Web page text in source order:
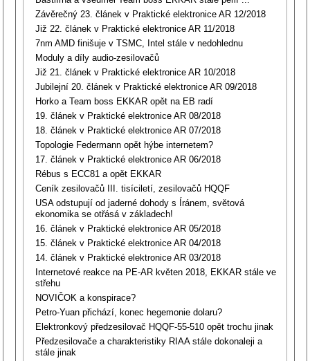
Závěrečný 23. článek v Praktické elektronice AR 12/2018
Již 22. článek v Praktické elektronice AR 11/2018
7nm AMD finišuje v TSMC, Intel stále v nedohlednu
Moduly a díly audio-zesilovačů
Již 21. článek v Praktické elektronice AR 10/2018
Jubilejní 20. článek v Praktické elektronice AR 09/2018
Horko a Team boss EKKAR opět na EB radí
19. článek v Praktické elektronice AR 08/2018
18. článek v Praktické elektronice AR 07/2018
Topologie Federmann opět hýbe internetem?
17. článek v Praktické elektronice AR 06/2018
Rébus s ECC81 a opět EKKAR
Ceník zesilovačů III. tisíciletí, zesilovačů HQQF
USA odstupují od jaderné dohody s Íránem, světová
ekonomika se otřásá v základech!
16. článek v Praktické elektronice AR 05/2018
15. článek v Praktické elektronice AR 04/2018
14. článek v Praktické elektronice AR 03/2018
Internetové reakce na PE-AR květen 2018, EKKAR stále ve
střehu
NOVIČOK a konspirace?
Petro-Yuan přichází, konec hegemonie dolaru?
Elektronkový předzesilovač HQQF-55-510 opět trochu jinak
Předzesilovače a charakteristiky RIAA stále dokonaleji a
stále jinak